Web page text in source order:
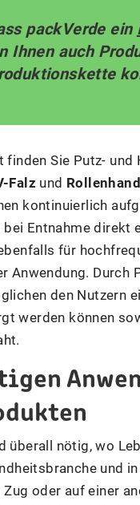
packVerde ein
Ihnen auch
finden Sie Putz-
Falz und
kontinuierlich
Entnahme direkt
für
Anwendung. Durch
den Nutzern
werden können
überall nötig, wo
und
Zug oder auf einer